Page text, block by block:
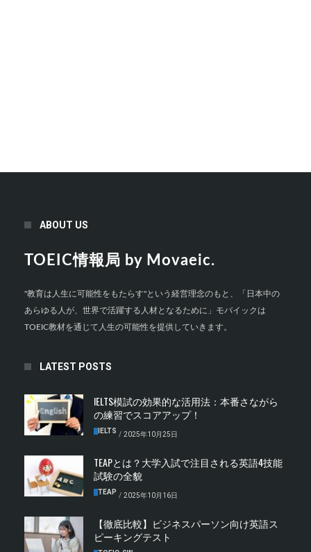
ABOUT US
TOEIC情報局 by Movaeic.
"教育は人生に可能性をもたらす"という経営理念のもと、「日本中の
あらゆる人が、世界で活躍する人材となるために」モバイックは
TOEIC教材を通じて人生の可能性を提供していきます。
LATEST POSTS
IELTS模試の効果的な活用法：本番さながら
の練習でスコアアップ！
IELTS / 2025年10月25日
TEAPとは？大学入試で注目される英語4技能
試験の全貌
TEAP / 2025年10月16日
【徹底比較】ビジネスパーソン向け英語ス
ピーキングテスト